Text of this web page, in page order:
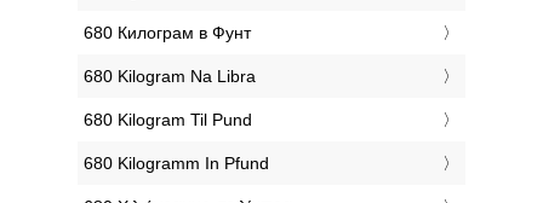
‎680 Килограм в Фунт
‎680 Kilogram Na Libra
‎680 Kilogram Til Pund
‎680 Kilogramm In Pfund